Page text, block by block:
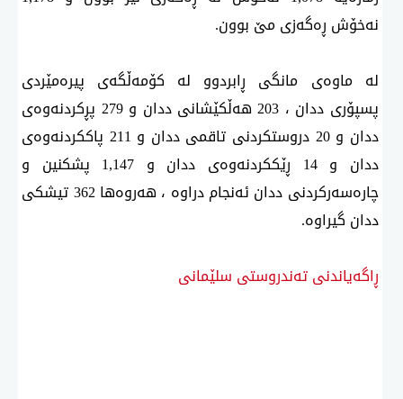
نەخۆش ڕەگەزی مێ بوون.
لە ماوەی مانگی ڕابردوو لە كۆمەڵگەی پیرەمێردی
پسپۆری ددان ، 203 هەڵكێشانی ددان و 279 پڕكردنەوەی
ددان و 20 دروستكردنی تاقمی ددان و 211 پاككردنەوەی
ددان و 14 ڕێككردنەوەی ددان و 1,147 پشكنین و
چارەسەركردنی ددان ئەنجام دراوە ، هەروەها 362 تیشكی
ددان گیراوە.
ڕاگەیاندنی تەندروستی سلێمانی